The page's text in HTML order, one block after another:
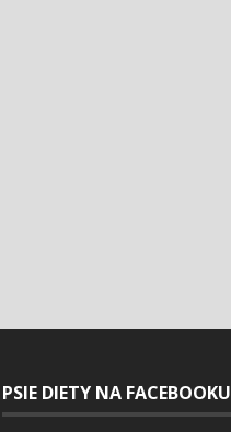
PSIE DIETY NA FACEBOOKU